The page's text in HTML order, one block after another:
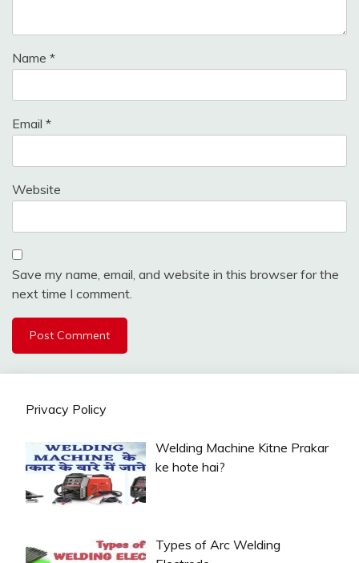
Name *
Email *
Website
Save my name, email, and website in this browser for the
next time I comment.
Privacy Policy
Welding Machine Kitne Prakar
ke hote hai?
Types of Arc Welding